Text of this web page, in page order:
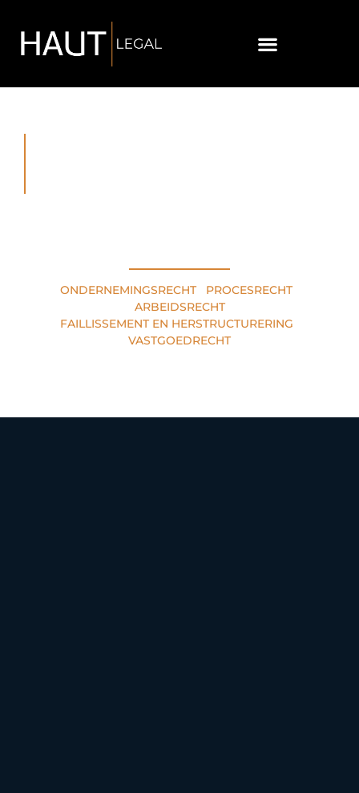
ONDERNEMINGSRECHT• PROCESRECHT•
ARBEIDSRECHT
FAILLISSEMENT EN HERSTRUCTURERING
VASTGOEDRECHT